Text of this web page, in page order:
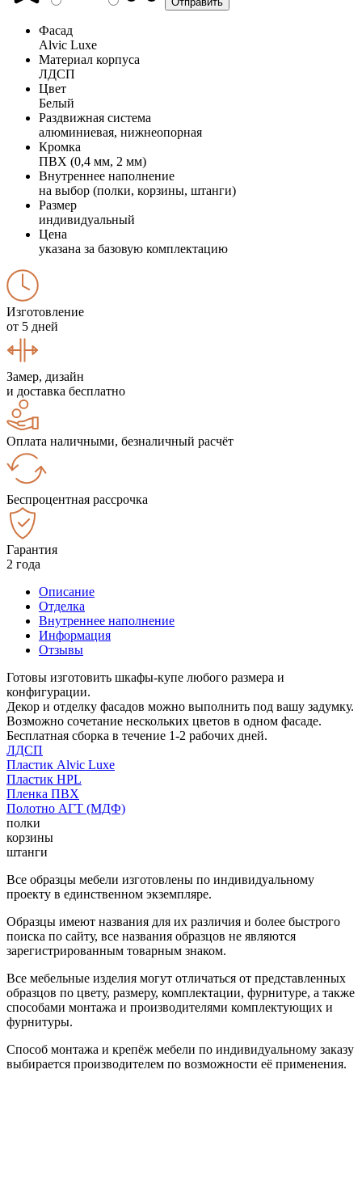
Фасад
Alvic Luxe
Материал корпуса
ЛДСП
Цвет
Белый
Раздвижная система
алюминиевая, нижнеопорная
Кромка
ПВХ (0,4 мм, 2 мм)
Внутреннее наполнение
на выбор (полки, корзины, штанги)
Размер
индивидуальный
Цена
указана за базовую комплектацию
Изготовление
от 5 дней
Замер, дизайн
и доставка бесплатно
Оплата наличными, безналичный расчёт
Беспроцентная рассрочка
Гарантия
2 года
Описание
Отделка
Внутреннее наполнение
Информация
Отзывы
Готовы изготовить шкафы-купе любого размера и
конфигурации.
Декор и отделку фасадов можно выполнить под вашу задумку.
Возможно сочетание нескольких цветов в одном фасаде.
Бесплатная сборка в течение 1-2 рабочих дней.
ЛДСП
Пластик Alvic Luxe
Пластик HPL
Пленка ПВХ
Полотно АГТ (МДФ)
полки
корзины
штанги
Все образцы мебели изготовлены по индивидуальному
проекту в единственном экземпляре.
Образцы имеют названия для их различия и более быстрого
поиска по сайту, все названия образцов не являются
зарегистрированным товарным знаком.
Все мебельные изделия могут отличаться от представленных
образцов по цвету, размеру, комплектации, фурнитуре, а также
способами монтажа и производителями комплектующих и
фурнитуры.
Способ монтажа и крепёж мебели по индивидуальному заказу
выбирается производителем по возможности её применения.